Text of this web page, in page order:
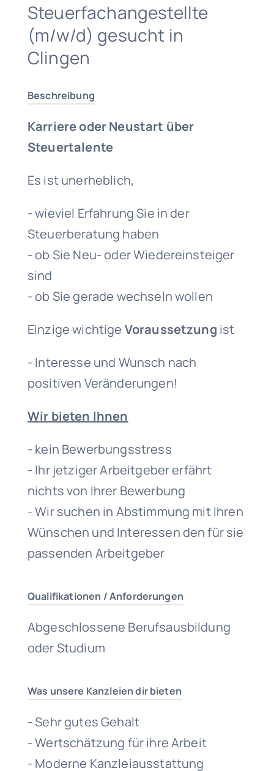
Steuerfachangestellte
(m/w/d) gesucht in
Clingen
Beschreibung
Karriere oder Neustart über
Steuertalente
Es ist unerheblich,
- wieviel Erfahrung Sie in der
Steuerberatung haben
- ob Sie Neu- oder Wiedereinsteiger
sind
- ob Sie gerade wechseln wollen
Einzige wichtige Voraussetzung ist
- Interesse und Wunsch nach
positiven Veränderungen!
Wir bieten Ihnen
- kein Bewerbungsstress
- Ihr jetziger Arbeitgeber erfährt
nichts von Ihrer Bewerbung
- Wir suchen in Abstimmung mit Ihren
Wünschen und Interessen den für sie
passenden Arbeitgeber
Qualifikationen / Anforderungen
Abgeschlossene Berufsausbildung
oder Studium
Was unsere Kanzleien dir bieten
- Sehr gutes Gehalt
- Wertschätzung für ihre Arbeit
- Moderne Kanzleiausstattung